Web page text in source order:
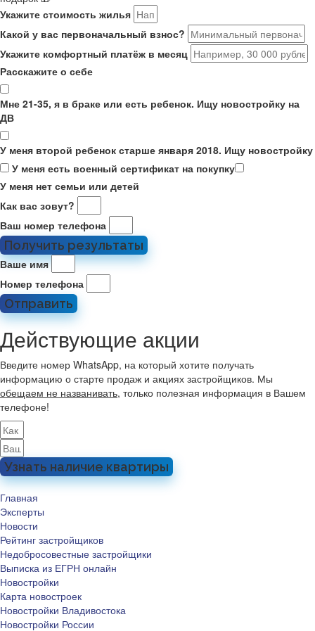
Укажите стоимость жилья
Какой у вас первоначальный взнос?
Укажите комфортный платёж в месяц
Расскажите о себе
Мне 21-35, я в браке или есть ребенок. Ищу новостройку на
ДВ
У меня второй ребенок старше января 2018. Ищу новостройку
У меня есть военный сертификат на покупку
У меня нет семьи или детей
Как вас зовут?
Ваш номер телефона
Получить результаты
Ваше имя
Номер телефона
Отправить
Действующие акции
Введите номер WhatsApp, на который хотите получать
информацию о старте продаж и акциях застройщиков. Мы
обещаем не названивать, только полезная информация в Вашем
телефоне!
Узнать наличие квартиры
Главная
Эксперты
Новости
Рейтинг застройщиков
Недобросовестные застройщики
Выписка из ЕГРН онлайн
Новостройки
Карта новостроек
Новостройки Владивостока
Новостройки России